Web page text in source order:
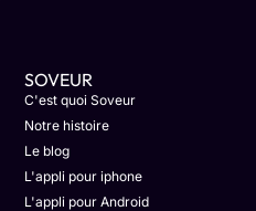
SOVEUR
C'est quoi Soveur
Notre histoire
Le blog
L'appli pour iphone
L'appli pour Android